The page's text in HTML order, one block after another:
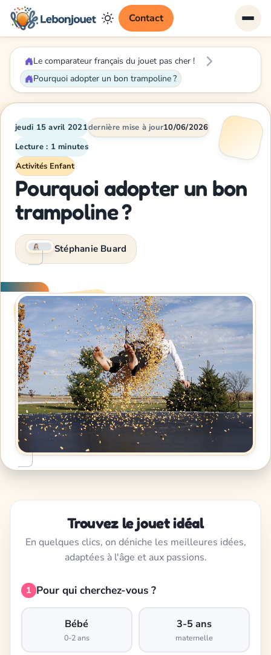
Contact
Le comparateur français du jouet pas cher !
Pourquoi adopter un bon trampoline ?
jeudi 15 avril 2021dernière mise à jour10/06/2026
Lecture : 1 minutes
Activités Enfant
Pourquoi adopter un bon
trampoline ?
Stéphanie Buard
Trouvez le jouet idéal
En quelques clics, on déniche les meilleures idées,
adaptées à l'âge et aux passions.
1 Pour qui cherchez-vous ?
Bébé
0-2 ans
3-5 ans
maternelle